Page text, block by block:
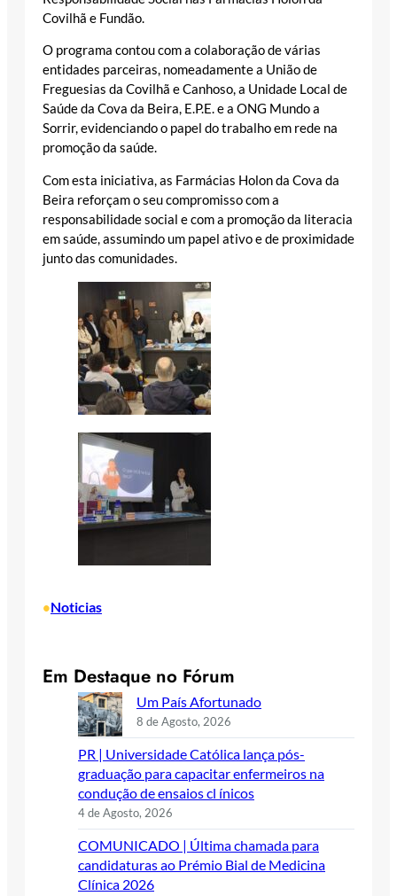
Covilhã e Fundão.
O programa contou com a colaboração de várias
entidades parceiras, nomeadamente a União de
Freguesias da Covilhã e Canhoso, a Unidade Local de
Saúde da Cova da Beira, E.P.E. e a ONG Mundo a
Sorrir, evidenciando o papel do trabalho em rede na
promoção da saúde.
Com esta iniciativa, as Farmácias Holon da Cova da
Beira reforçam o seu compromisso com a
responsabilidade social e com a promoção da literacia
em saúde, assumindo um papel ativo e de proximidade
junto das comunidades.
•Noticias
Em Destaque no Fórum
Um País Afortunado
8 de Agosto, 2026
PR | Universidade Católica lança pós-
graduação para capacitar enfermeiros na
condução de ensaios cl ínicos
4 de Agosto, 2026
COMUNICADO | Última chamada para
candidaturas ao Prémio Bial de Medicina
Clínica 2026